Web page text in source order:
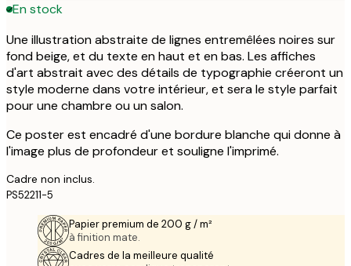
En stock
Une illustration abstraite de lignes entremêlées noires sur
fond beige, et du texte en haut et en bas. Les affiches
d'art abstrait avec des détails de typographie créeront un
style moderne dans votre intérieur, et sera le style parfait
pour une chambre ou un salon.
Ce poster est encadré d'une bordure blanche qui donne à
l'image plus de profondeur et souligne l'imprimé.
Cadre non inclus.
PS52211-5
Papier premium de 200 g / m²
à finition mate.
Cadres de la meilleure qualité